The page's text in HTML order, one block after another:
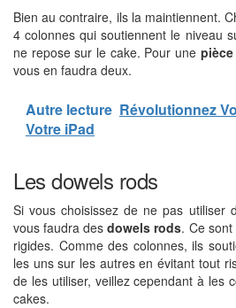
Bien au contraire, ils la maintiennent.
4 colonnes qui soutiennent le niveau
ne repose sur le cake. Pour une
vous en faudra deux.
Autre lecture Révolutionnez
Votre iPad
Les dowels rods
Si vous choisissez de ne pas utiliser
vous faudra desdowels rods. Ce
rigides. Comme des colonnes, ils
les uns sur les autres en évitant tout
de les utiliser, veillez cependant à les
cakes.